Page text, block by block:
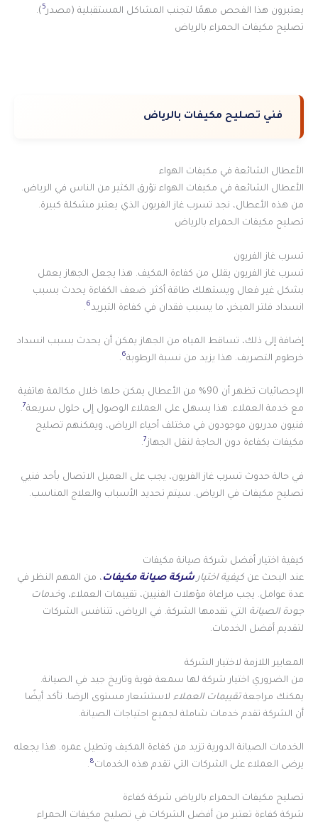
يعتبرون هذا الفحص مهمًا لتجنب المشاكل المستقبلية (مصدر5
).
تصليح مكيفات الحمراء بالرياض
فني تصليح مكيفات بالرياض
الأعطال الشائعة في مكيفات الهواء
الأعطال الشائعة في مكيفات الهواء تؤرق الكثير من الناس في الرياض.
من هذه الأعطال، نجد تسرب غاز الفريون الذي يعتبر مشكلة كبيرة.
تصليح مكيفات الحمراء بالرياض
تسرب غاز الفريون
تسرب غاز الفريون يقلل من كفاءة المكيف. هذا يجعل الجهاز يعمل
بشكل غير فعال ويستهلك طاقة أكثر. ضعف الكفاءة يحدث بسبب
انسداد فلتر المبخر، ما يسبب فقدان في كفاءة التبريد6
.
إضافة إلى ذلك، تساقط المياه من الجهاز يمكن أن يحدث بسبب انسداد
خرطوم التصريف. هذا يزيد من نسبة الرطوبة6
.
الإحصائيات تظهر أن 90% من الأعطال يمكن حلها خلال مكالمة هاتفية
مع خدمة العملاء. هذا يسهل على العملاء الوصول إلى حلول سريعة7
.
فنيون مدربون موجودون في مختلف أحياء الرياض، ويمكنهم تصليح
مكيفات بكفاءة دون الحاجة لنقل الجهاز7
.
في حالة حدوث تسرب غاز الفريون، يجب على العميل الاتصال بأحد فنيي
تصليح مكيفات في الرياض. سيتم تحديد الأسباب والعلاج المناسب.
كيفية اختيار أفضل شركة صيانة مكيفات
عند البحث عن كيفية اختيارشركة صيانة مكيفات ، من المهم النظر في
عدة عوامل. يجب مراعاة مؤهلات الفنيين، تقييمات العملاء، وخدمات
جودة الصيانة التي تقدمها الشركة. في الرياض، تتنافس الشركات
لتقديم أفضل الخدمات.
المعايير اللازمة لاختيار الشركة
من الضروري اختيار شركة لها سمعة قوية وتاريخ جيد في الصيانة.
يمكنك مراجعةتقييمات العملاء لاستشعار مستوى الرضا. تأكد أيضًا
أن الشركة تقدم خدمات شاملة لجميع احتياجات الصيانة.
الخدمات الصيانة الدورية تزيد من كفاءة المكيف وتطيل عمره. هذا يجعله
يرضى العملاء على الشركات التي تقدم هذه الخدمات8
.
تصليح مكيفات الحمراء بالرياض شركة كفاءة
شركة كفاءة تعتبر من أفضل الشركات في تصليح مكيفات الحمراء